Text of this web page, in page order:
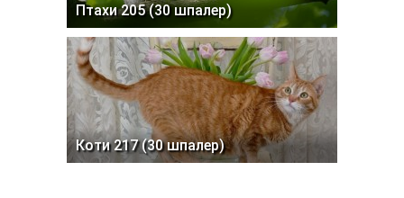
Птахи 205 (30 шпалер)
Коти 217 (30 шпалер)